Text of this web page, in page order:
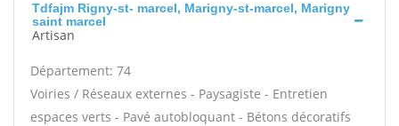
Tdfajm Rigny-st- marcel, Marigny-st-marcel, Marigny
saint marcel
Artisan
Département: 74
Voiries / Réseaux externes - Paysagiste - Entretien
espaces verts - Pavé autobloquant - Bétons décoratifs